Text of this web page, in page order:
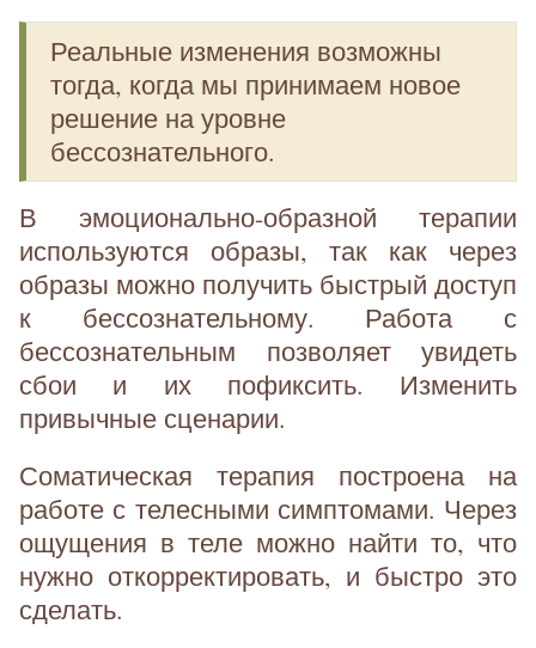
Реальные изменения возможны
тогда, когда мы принимаем новое
решение на уровне
бессознательного.
В эмоционально-образной терапии
используются образы, так как через
образы можно получить быстрый доступ
к бессознательному. Работа с
бессознательным позволяет увидеть
сбои и их пофиксить. Изменить
привычные сценарии.
Соматическая терапия построена на
работе с телесными симптомами. Через
ощущения в теле можно найти то, что
нужно откорректировать, и быстро это
сделать.